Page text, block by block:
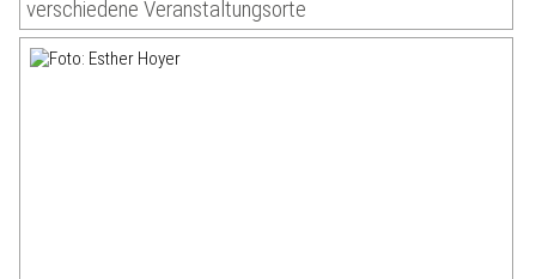
verschiedene Veranstaltungsorte